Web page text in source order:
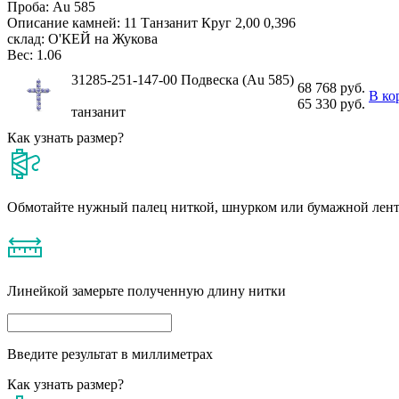
Проба: Au 585
Описание камней: 11 Танзанит Круг 2,00 0,396
склад: О'КЕЙ на Жукова
Вес: 1.06
31285-251-147-00 Подвеска (Au 585)
68 768 руб.
65 330 руб.
В
танзанит
Как узнать размер?
Обмотайте нужный палец ниткой, шнурком или бумажной
Линейкой замерьте полученную длину нитки
Введите результат в миллиметрах
Как узнать размер?